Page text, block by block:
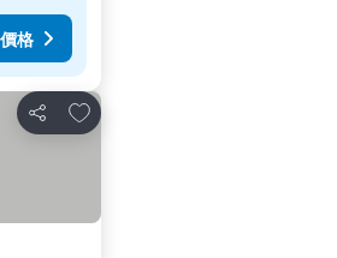
格
分享
放到收藏夾